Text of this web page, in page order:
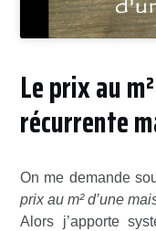
Le prix au
récurrente
On me demande
prix au m² d’une
Alors j’apporte